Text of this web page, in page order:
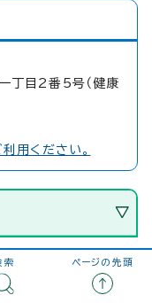
目2番5号（健康
用ください。
索 ページの先頭